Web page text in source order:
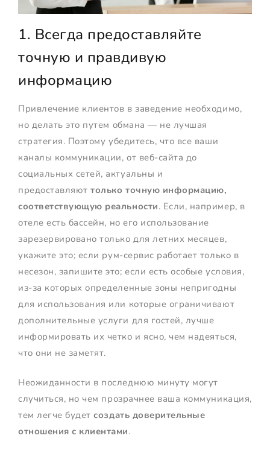
1. Всегда предоставляйте
точную и правдивую
информацию
Привлечение клиентов в заведение необходимо,
но делать это путем обмана — не лучшая
стратегия. Поэтому убедитесь, что все ваши
каналы коммуникации, от веб-сайта до
социальных сетей, актуальны и
предоставляюттолько точную информацию,
соответствующую реальности. Если, например, в
отеле есть бассейн, но его использование
зарезервировано только для летних месяцев,
укажите это; если рум-сервис работает только в
несезон, запишите это; если есть особые условия,
из-за которых определенные зоны непригодны
для использования или которые ограничивают
дополнительные услуги для гостей, лучше
информировать их четко и ясно, чем надеяться,
что они не заметят.
Неожиданности в последнюю минуту могут
случиться, но чем прозрачнее ваша коммуникация,
тем легче будетсоздать доверительные
отношения с клиентами.